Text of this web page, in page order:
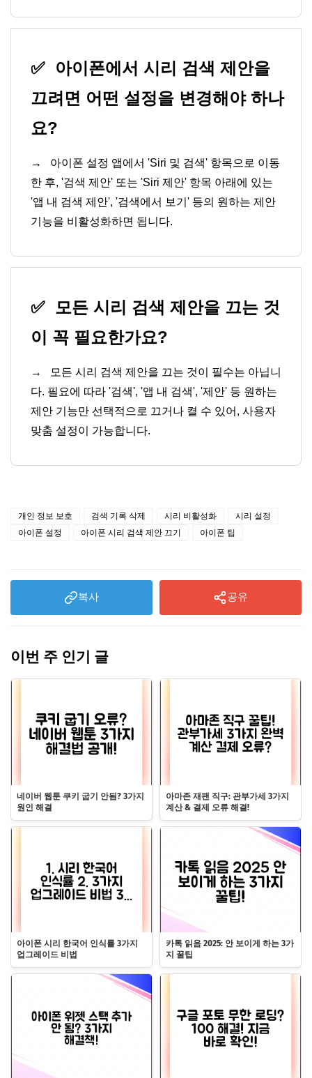
✅
아이폰에서 시리 검색 제안을
끄려면 어떤 설정을 변경해야 하나
요?
→
아이폰 설정 앱에서 'Siri 및 검색' 항목으로 이동
한 후, '검색 제안' 또는 'Siri 제안' 항목 아래에 있는
'앱 내 검색 제안', '검색에서 보기' 등의 원하는 제안
기능을 비활성화하면 됩니다.
✅ 모든 시리 검색 제안을 끄는 것
이 꼭 필요한가요?
→
모든 시리 검색 제안을 끄는 것이 필수는 아닙니
다. 필요에 따라 '검색', '앱 내 검색', '제안' 등 원하는
제안 기능만 선택적으로 끄거나 켤 수 있어, 사용자
맞춤 설정이 가능합니다.
개인 정보 보호 검색 기록 삭제 시리 비활성화
시리 설정
아이폰 설정
아이폰 시리 검색 제안 끄기 아이폰 팁
복사 공유
이번 주 인기 글
네이버 웹툰 쿠키 굽기 안됨? 3가지
원인 해결
아마존 재팬 직구: 관부가세 3가지
계산 & 결제 오류 해결!
아이폰 시리 한국어 인식률 3가지
업그레이드 비법
카톡 읽음 2025: 안 보이게 하는 3가
지 꿀팁